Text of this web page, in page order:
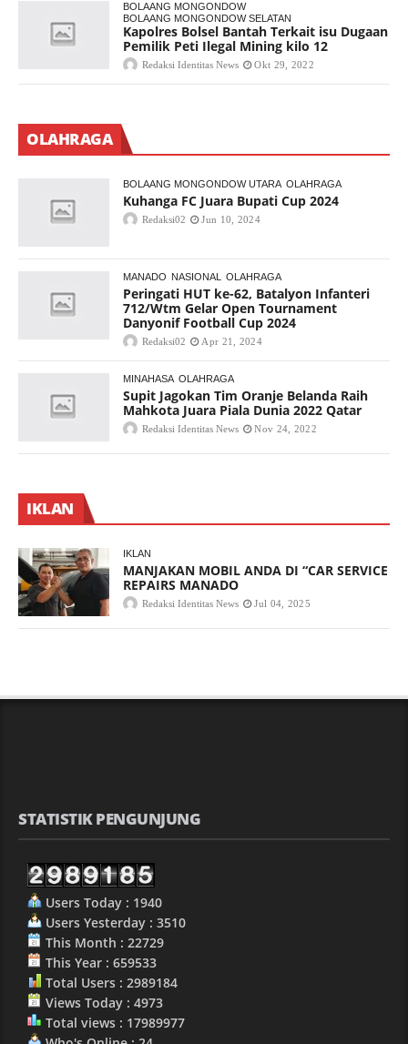
BOLAANG MONGONDOW
BOLAANG MONGONDOW SELATAN
Kapolres Bolsel Bantah Terkait isu Dugaan
Pemilik Peti Ilegal Mining kilo 12
Redaksi Identitas News Okt 29, 2022
OLAHRAGA
BOLAANG MONGONDOW UTARA OLAHRAGA
Kuhanga FC Juara Bupati Cup 2024
Redaksi02 Jun 10, 2024
MANADO NASIONAL OLAHRAGA
Peringati HUT ke-62, Batalyon Infanteri
712/Wtm Gelar Open Tournament
Danyonif Football Cup 2024
Redaksi02 Apr 21, 2024
MINAHASA OLAHRAGA
Supit Jagokan Tim Oranje Belanda Raih
Mahkota Juara Piala Dunia 2022 Qatar
Redaksi Identitas News Nov 24, 2022
IKLAN
IKLAN
MANJAKAN MOBIL ANDA DI “CAR SERVICE
REPAIRS MANADO
Redaksi Identitas News Jul 04, 2025
STATISTIK PENGUNJUNG
Users Today : 1940
Users Yesterday : 3510
This Month : 22729
This Year : 659533
Total Users : 2989184
Views Today : 4973
Total views : 17989977